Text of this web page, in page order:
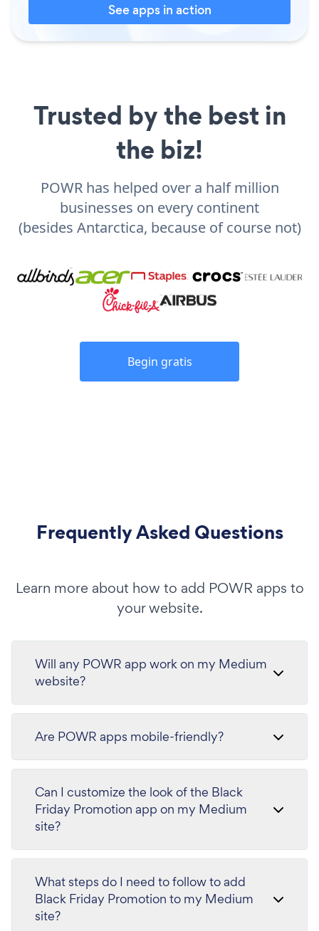
See apps in action
Trusted by the best in
the biz!
POWR has helped over a half million
businesses on every continent
(besides Antarctica, because of course not)
Begin gratis
Frequently Asked Questions
Learn more about how to add POWR apps to
your website.
Will any POWR app work on my Medium
website?
Are POWR apps mobile-friendly?
Can I customize the look of the Black
Friday Promotion app on my Medium
site?
What steps do I need to follow to add
Black Friday Promotion to my Medium
site?